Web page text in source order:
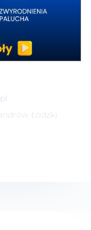
mięśniowy
Łódzki